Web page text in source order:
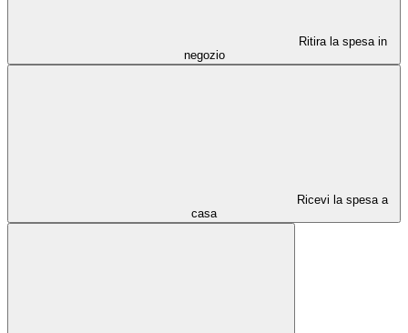
Ritira la spesa in
negozio
Ricevi la spesa a
casa